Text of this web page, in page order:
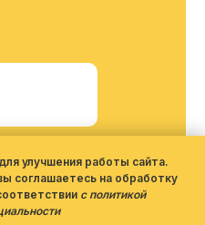
улучшения работы сайта.
соглашаетесь на обработку
с политикой